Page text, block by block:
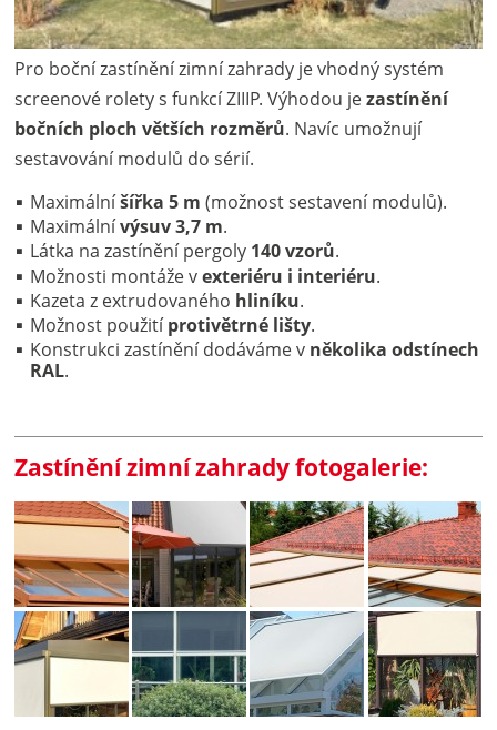
Pro boční zastínění zimní zahrady je vhodný systém
screenové rolety s funkcí ZIIIP. Výhodou jezastínění
bočních ploch větších rozměrů. Navíc umožnují
sestavování modulů do sérií.
Maximálníšířka 5 m (možnost sestavení modulů).
Maximálnívýsuv 3,7 m.
Látka na zastínění pergoly 140 vzorů.
Možnosti montáže vexteriéru i interiéru.
Kazeta z extrudovaného hliníku.
Možnost použitíprotivětrné lišty.
Konstrukci zastínění dodáváme v několika odstínech
RAL.
Zastínění zimní zahrady fotogalerie: